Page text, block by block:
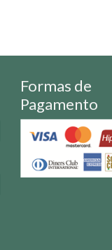
Formas de
Pagamento